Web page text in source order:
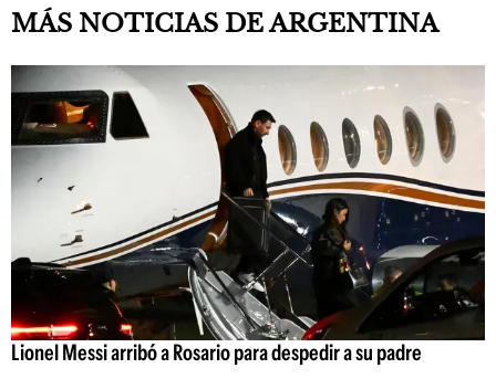
MÁS NOTICIAS DE ARGENTINA
Lionel Messi arribó a Rosario para despedir a su padre